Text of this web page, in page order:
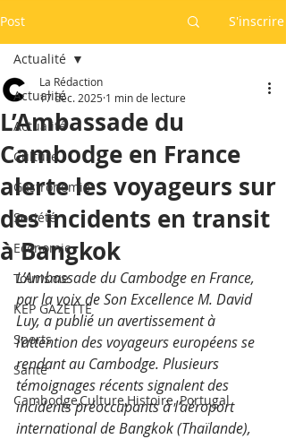
Post S'inscrire
Actualité
Actualité
Culture
Gastronomie
Société
Economie
Tourisme
KEP GAZETTE
Sports
Santé
Cambodge,Culture,Histoire, Portugal
Actualité
L’Ambassade du
Cambodge en France
alerte les voyageurs sur
des incidents en transit
à Bangkok
La Rédaction
17 déc. 2025 1 min de lecture
L’Ambassade du Cambodge en France,
par la voix de Son Excellence M. David
Luy, a publié un avertissement à
l’attention des voyageurs européens se
rendant au Cambodge. Plusieurs
témoignages récents signalent des
incidents préoccupants à l’aéroport
international de Bangkok (Thaïlande),